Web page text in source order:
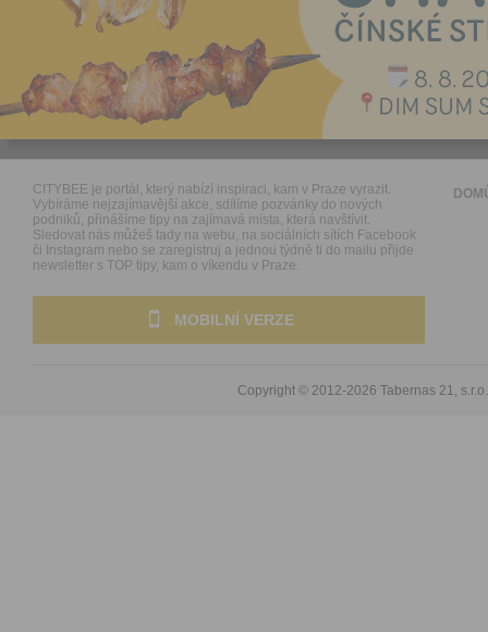
CITYBEE je portál, který nabízí inspiraci, kam v Praze vyrazit.
Vybíráme nejzajímavější akce, sdílíme pozvánky do nových
podniků, přinášíme tipy na zajímavá místa, která navštívit.
Sledovat nás můžeš tady na webu, na sociálních sítích Facebook
či Instagram nebo se zaregistruj a jednou týdně ti do mailu přijde
newsletter s TOP tipy, kam o víkendu v Praze.
MOBILNÍ VERZE
Copyright © 2012-2026 Tabernas 21, s.r.o.